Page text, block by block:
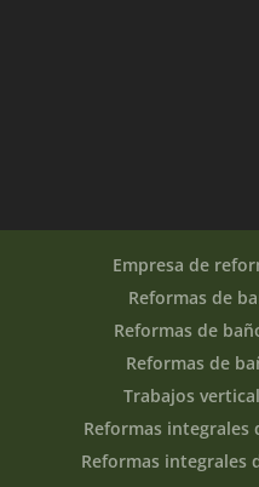
Empresa de
Reformas de
Reformas de
Reformas de
Trabajos
Reformas integrales
Reformas integrales